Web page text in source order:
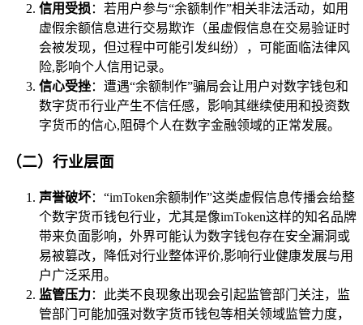
信用受损 ：若用户参与“余额制作”相关非法活动，如用
虚假余额信息进行交易欺诈（虽虚假信息在交易验证时
会被发现，但过程中可能引发纠纷），可能面临法律风
险,影响个人信用记录。
信心受挫：遭遇“余额制作”骗局会让用户对数字钱包和
数字货币行业产生不信任感，影响其继续使用和投资数
字货币的信心,阻碍个人在数字金融领域的正常发展。
（二）行业层面
声誉破坏：“imToken余额制作”这类虚假信息传播会给整
个数字货币钱包行业，尤其是像imToken这样的知名品牌
带来负面影响，外界可能认为数字钱包存在安全漏洞或
易被篡改，降低对行业整体评价,影响行业健康发展与用
户广泛采用。
监管压力：此类不良现象出现会引起监管部门关注，监
管部门可能加强对数字货币钱包等相关领域监管力度，